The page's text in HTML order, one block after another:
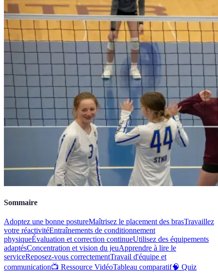
Sommaire
Adoptez une bonne postureMaîtrisez le placement des brasTravaillez
votre réactivitéEntraînements de conditionnement
physiqueÉvaluation et correction continueUtilisez des équipements
adaptésConcentration et vision du jeuApprendre à lire le
serviceReposez-vous correctementTravail d'équipe et
communication📺 Ressource VidéoTableau comparatif🧠 Quiz